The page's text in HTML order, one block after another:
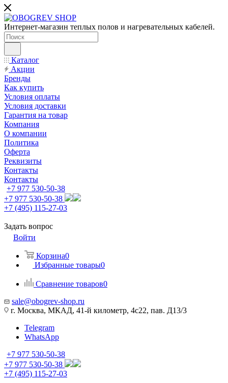
Интернет-магазин теплых полов и нагревательных кабелей.
Каталог
Акции
Бренды
Как купить
Условия оплаты
Условия доставки
Гарантия на товар
Компания
О компании
Политика
Оферта
Реквизиты
Контакты
Контакты
+7 977 530-50-38
+7 977 530-50-38
+7 (495) 115-27-03
Задать вопрос
Войти
Корзина0
Избранные товары0
Сравнение товаров0
sale@obogrev-shop.ru
г. Москва, МКАД, 41-й километр, 4с22, пав. Д13/3
Telegram
WhatsApp
+7 977 530-50-38
+7 977 530-50-38
+7 (495) 115-27-03